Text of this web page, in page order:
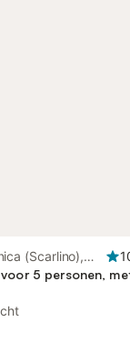
(Scarlino),
5 personen,